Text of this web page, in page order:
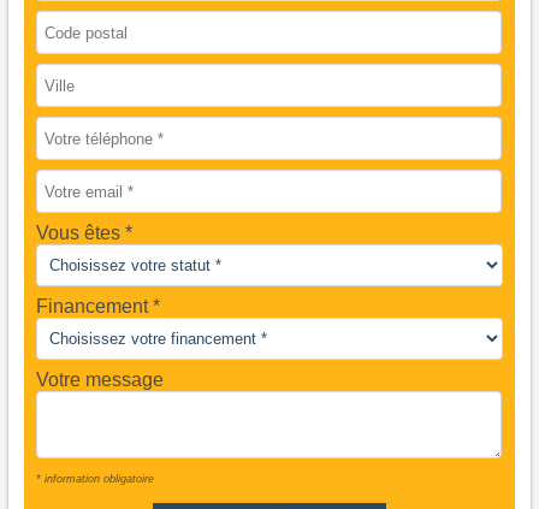
Vous êtes
Financement *
Votre message
* information obligatoire